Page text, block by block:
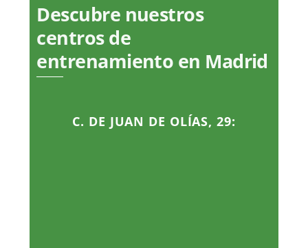
Descubre nuestros
centros de
entrenamiento en Madrid
C. DE JUAN DE OLÍAS, 29: